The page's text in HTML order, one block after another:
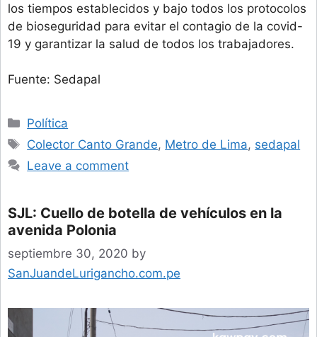
los tiempos establecidos y bajo todos los protocolos
de bioseguridad para evitar el contagio de la covid-
19 y garantizar la salud de todos los trabajadores.
Fuente: Sedapal
Categories
Política
Tags
Colector Canto Grande, Metro de Lima, sedapal
Leave a comment
SJL: Cuello de botella de vehículos en la
avenida Polonia
septiembre 30, 2020 by
SanJuandeLurigancho.com.pe